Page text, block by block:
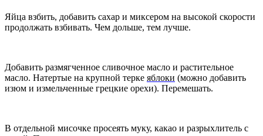
Яйца взбить, добавить сахар и миксером на высокой скорости
продолжать взбивать. Чем дольше, тем лучше.
Добавить размягченное сливочное масло и растительное
масло. Натертые на крупной терке яблоки (можно добавить
изюм и измельченные грецкие орехи). Перемешать.
В отдельной мисочке просеять муку, какао и разрыхлитель с